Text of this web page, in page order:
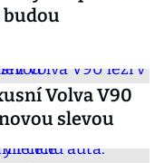
budou
Volva V90
slevou